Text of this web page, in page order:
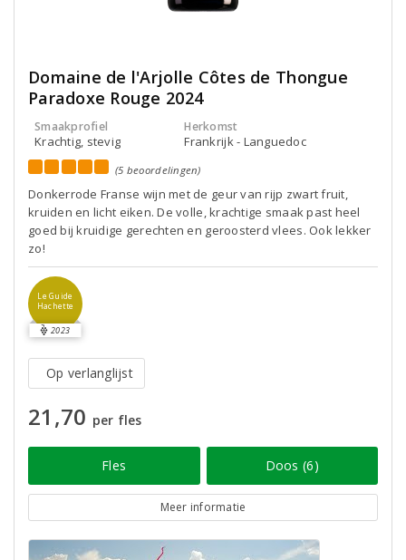
Domaine de l'Arjolle Côtes de Thongue
Paradoxe Rouge 2024
Smaakprofiel
Krachtig, stevig
Herkomst
Frankrijk - Languedoc
(5 beoordelingen)
Donkerrode Franse wijn met de geur van rijp zwart fruit,
kruiden en licht eiken. De volle, krachtige smaak past heel
goed bij kruidige gerechten en geroosterd vlees. Ook lekker
zo!
Le Guide
Hachette
2023
Op verlanglijst
21,70 per fles
Fles Doos (6)
Meer informatie